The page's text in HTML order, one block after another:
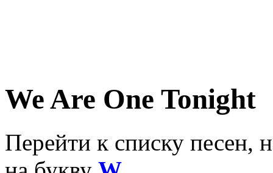
We Are One Tonight
Перейти к списку песен,